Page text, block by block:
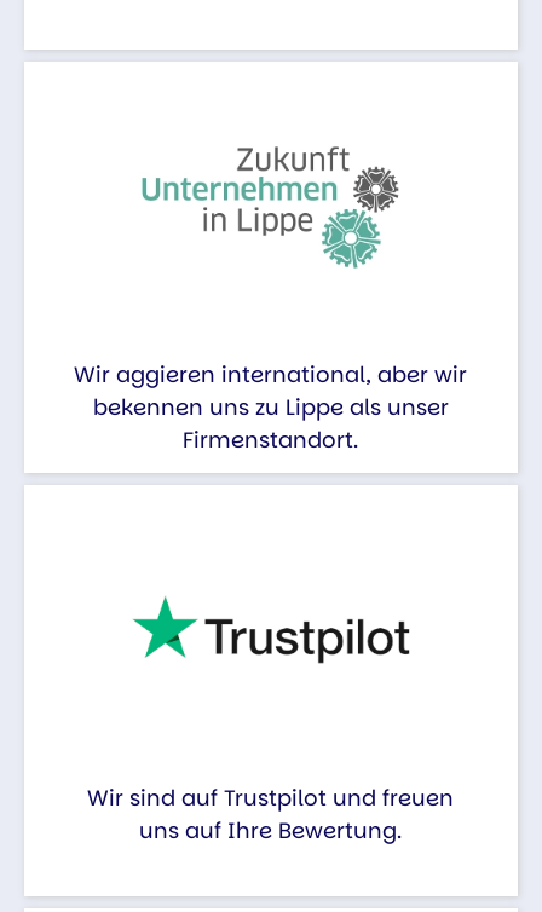
Wir aggieren international, aber wir
bekennen uns zu Lippe als unser
Firmenstandort.
Wir sind auf Trustpilot und freuen
uns auf Ihre Bewertung.